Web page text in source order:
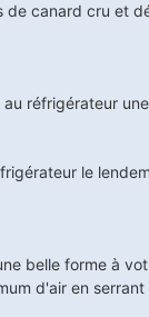
canard cru et
réfrigérateur
le
belle forme à
d'air en serrant